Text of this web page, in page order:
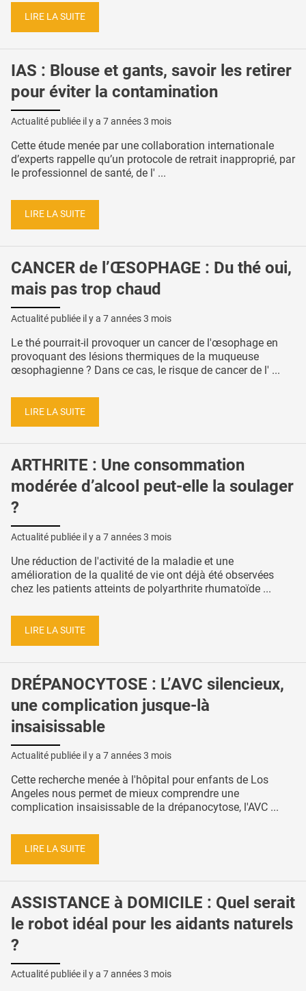
LIRE LA SUITE
IAS : Blouse et gants, savoir les retirer
pour éviter la contamination
Actualité publiée il y a 7 années 3 mois
Cette étude menée par une collaboration internationale
d’experts rappelle qu’un protocole de retrait inapproprié, par
le professionnel de santé, de l' ...
LIRE LA SUITE
CANCER de l’ŒSOPHAGE : Du thé oui,
mais pas trop chaud
Actualité publiée il y a 7 années 3 mois
Le thé pourrait-il provoquer un cancer de l'œsophage en
provoquant des lésions thermiques de la muqueuse
œsophagienne ? Dans ce cas, le risque de cancer de l' ...
LIRE LA SUITE
ARTHRITE : Une consommation
modérée d’alcool peut-elle la soulager
?
Actualité publiée il y a 7 années 3 mois
Une réduction de l'activité de la maladie et une
amélioration de la qualité de vie ont déjà été observées
chez les patients atteints de polyarthrite rhumatoïde ...
LIRE LA SUITE
DRÉPANOCYTOSE : L’AVC silencieux,
une complication jusque-là
insaisissable
Actualité publiée il y a 7 années 3 mois
Cette recherche menée à l'hôpital pour enfants de Los
Angeles nous permet de mieux comprendre une
complication insaisissable de la drépanocytose, l'AVC ...
LIRE LA SUITE
ASSISTANCE à DOMICILE : Quel serait
le robot idéal pour les aidants naturels
?
Actualité publiée il y a 7 années 3 mois